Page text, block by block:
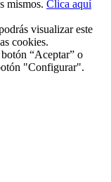
mismos. Clica aquí
visualizar este
cookies.
“Aceptar” o
"Configurar".